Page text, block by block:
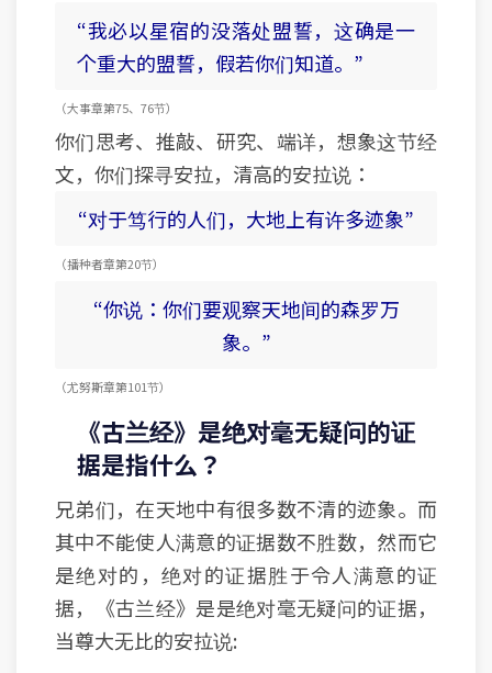
“我必以星宿的没落处盟誓，这确是一
个重大的盟誓，假若你们知道。”
（大事 章 第75、76节）
你们思考、推敲、研究、端详，想象这节经
文，你们探寻安拉，清高的安拉说：
“对于笃行的人们，大地上有许多迹象”
（播种者 章 第20节）
“你说：你们要观察天地间的森罗万
象。”
（尤努斯 章 第101节）
《古兰经》是绝对毫无疑问的证
据是指什么？
兄弟们，在天地中有很多数不清的迹象。而
其中不能使人满意的证据数不胜数，然而它
是绝对的，绝对的证据胜于令人满意的证
据，《古兰经》是是绝对毫无疑问的证据，
当尊大无比的安拉说: